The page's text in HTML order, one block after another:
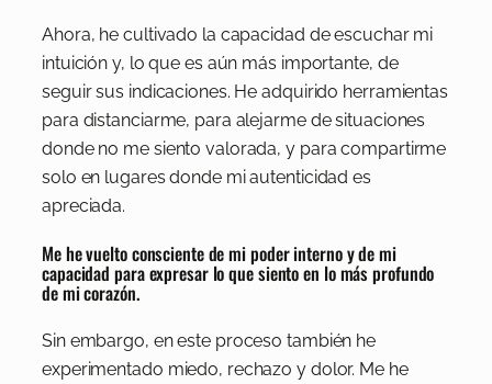
Ahora, he cultivado la capacidad de escuchar mi
intuición y, lo que es aún más importante, de
seguir sus indicaciones. He adquirido herramientas
para distanciarme, para alejarme de situaciones
donde no me siento valorada, y para compartirme
solo en lugares donde mi autenticidad es
apreciada.
Me he vuelto consciente de mi poder interno y de mi
capacidad para expresar lo que siento en lo más profundo
de mi corazón.
Sin embargo, en este proceso también he
experimentado miedo, rechazo y dolor. Me he